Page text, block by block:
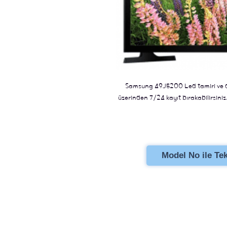
Samsung 49J5200 Led tamiri
üzerinden 7/24 kayıt
Model No ile